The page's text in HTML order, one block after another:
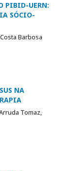
PIBID-UERN:
SÓCIO-
Barbosa
NA
Tomaz,